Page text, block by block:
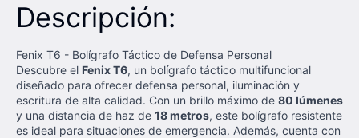
Descripción:
Fenix T6 - Bolígrafo Táctico de Defensa Personal
Descubre el Fenix T6, un bolígrafo táctico multifuncional
diseñado para ofrecer defensa personal, iluminación y
escritura de alta calidad. Con un brillo máximo de 80 lúmenes
y una distancia de haz de 18 metros, este bolígrafo resistente
es ideal para situaciones de emergencia. Además, cuenta con